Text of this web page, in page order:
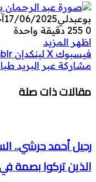
بوعبدلي17/06/2025
0
دقيقة واحدة
اظهر المزيد
فيسبوك ‫X لينكدإن
مشاركة عبر البريد
مقالات ذات صلة
رحيل أحمد حرشي..
الذين تركوا بصمة في